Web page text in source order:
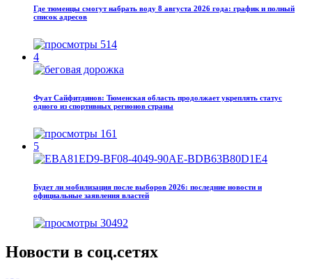
Где тюменцы смогут набрать воду 8 августа 2026 года: график и полный
список адресов
514
4
Фуат Сайфитдинов: Тюменская область продолжает укреплять статус
одного из спортивных регионов страны
161
5
Будет ли мобилизация после выборов 2026: последние новости и
официальные заявления властей
30492
Новости в соц.сетях